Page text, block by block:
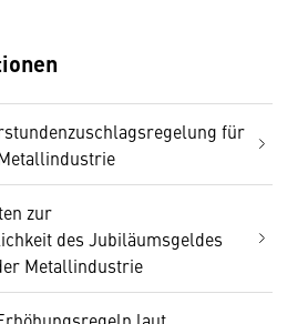
für
zur
des Jubiläumsgeldes
Metallindustrie